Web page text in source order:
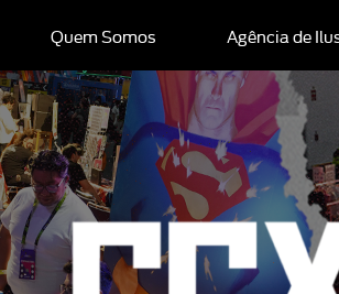
Quem Somos Agência de